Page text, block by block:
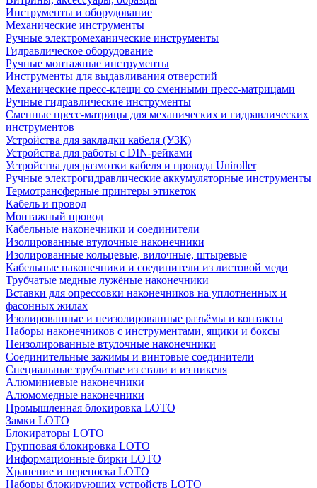
Инструменты и оборудование
Механические инструменты
Ручные электромеханические инструменты
Гидравлическое оборудование
Ручные монтажные инструменты
Инструменты для выдавливания отверстий
Механические пресс-клещи со сменными пресс-матрицами
Ручные гидравлические инструменты
Сменные пресс-матрицы для механических и гидравлических
инструментов
Устройства для закладки кабеля (УЗК)
Устройства для работы с DIN-рейками
Устройства для размотки кабеля и провода Uniroller
Ручные электрогидравлические аккумуляторные инструменты
Термотрансферные принтеры этикеток
Кабель и провод
Монтажный провод
Кабельные наконечники и соединители
Изолированные втулочные наконечники
Изолированные кольцевые, вилочные, штыревые
Кабельные наконечники и соединители из листовой меди
Трубчатые медные лужёные наконечники
Вставки для опрессовки наконечников на уплотненных и
фасонных жилах
Изолированные и неизолированные разъёмы и контакты
Наборы наконечников с инструментами, ящики и боксы
Неизолированные втулочные наконечники
Соединительные зажимы и винтовые соединители
Специальные трубчатые из стали и из никеля
Алюминиевые наконечники
Алюмомедные наконечники
Промышленная блокировка LOTO
Замки LOTO
Блокираторы LOTO
Групповая блокировка LOTO
Информационные бирки LOTO
Хранение и переноска LOTO
Наборы блокирующих устройств LOTO